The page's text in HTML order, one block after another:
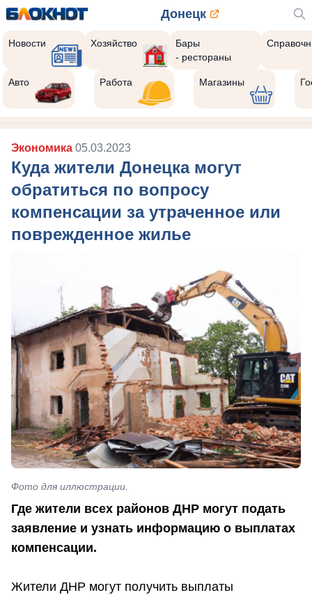
Донецк
Новости Хозяйство
Бары
- рестораны
Авто Работа Магазины
Экономика 05.03.2023
Куда жители Донецка могут
обратиться по вопросу
компенсации за утраченное или
поврежденное жилье
Фото для иллюстрации.
Где жители всех районов ДНР могут подать
заявление и узнать информацию о выплатах
компенсации.
Жители ДНР могут получить выплаты